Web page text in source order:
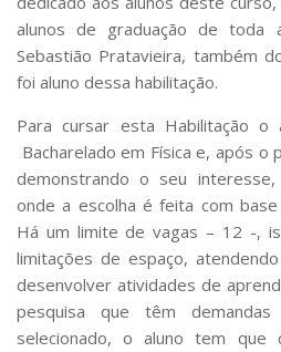
alunos de graduação de toda
Sebastião Pratavieira, também
foi aluno dessa habilitação.
Para cursar esta Habilitação o
Bacharelado em Física e, após o
demonstrando o seu
onde a escolha é feita com
Há um limite de vagas – 12 -,
limitações de espaço,
desenvolver atividades de
pesquisa que têm
selecionado, o aluno tem que